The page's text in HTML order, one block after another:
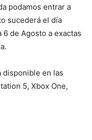
podamos entrar a
sucederá el día
de Agosto a exactas
disponible en las
5, Xbox One,